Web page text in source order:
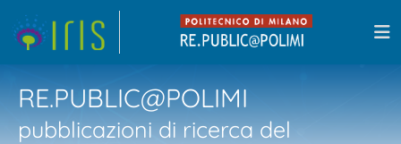
RE.PUBLIC@POLIMI
pubblicazioni di ricerca del